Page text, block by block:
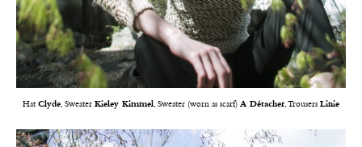
Hat Clyde, Sweater Kieley Kimmel, Sweater (worn as scarf) A Détacher, Trousers Linie